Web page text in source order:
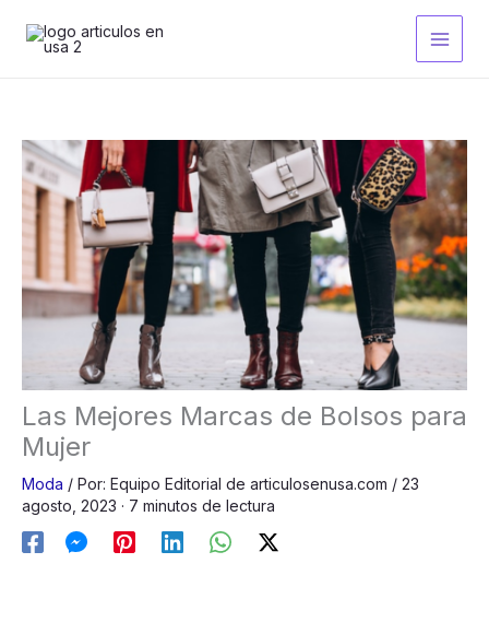
contenido
Las Mejores Marcas de Bolsos para
Mujer
Moda / Por: Equipo Editorial de articulosenusa.com / 23
agosto, 2023 · 7 minutos de lectura